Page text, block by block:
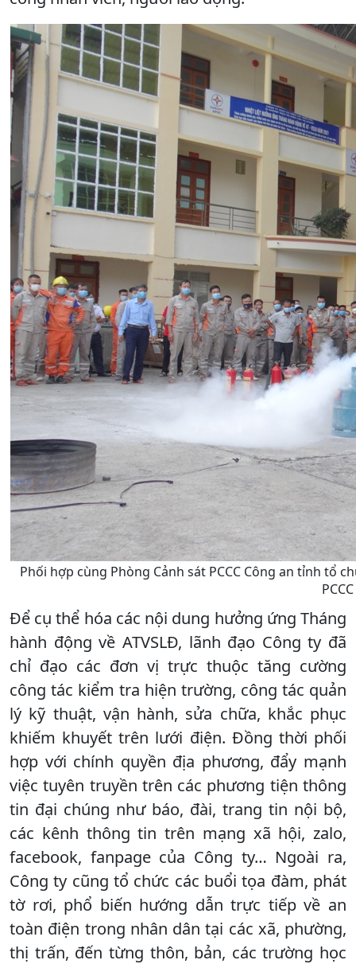
Phối hợp cùng Phòng Cảnh sát PCCC Công an tỉnh tổ
Để cụ thể hóa các nội dung hưởng ứng Tháng
hành động về ATVSLĐ, lãnh đạo Công ty đã
chỉ đạo các đơn vị trực thuộc tăng cường
công tác kiểm tra hiện trường, công tác quản
lý kỹ thuật, vận hành, sửa chữa, khắc phục
khiếm khuyết trên lưới điện. Đồng thời phối
hợp với chính quyền địa phương, đẩy mạnh
việc tuyên truyền trên các phương tiện thông
tin đại chúng như báo, đài, trang tin nội bộ,
các kênh thông tin trên mạng xã hội, zalo,
facebook, fanpage của Công ty… Ngoài ra,
Công ty cũng tổ chức các buổi tọa đàm, phát
tờ rơi, phổ biến hướng dẫn trực tiếp về an
toàn điện trong nhân dân tại các xã, phường,
thị trấn, đến từng thôn, bản, các trường học